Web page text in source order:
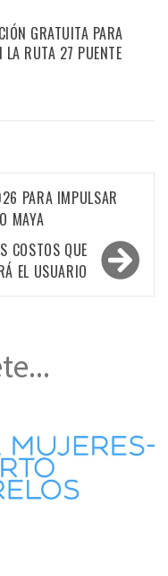
GRATUITA PARA
LA RUTA 27 PUENTE
PARA IMPULSAR
MAYA
COSTOS QUE
EL USUARIO